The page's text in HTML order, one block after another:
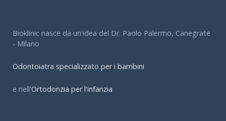
Bioklinic nasce da un'idea del Dr. Paolo Palermo, Canegrate
- Milano
Odontoiatra specializzato per i bambini
e nell'Ortodonzia per l'infanzia